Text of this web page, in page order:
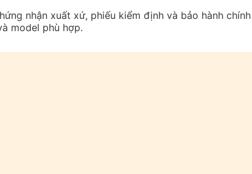
nhận xuất xứ, phiếu kiểm định và bảo hành chính
model phù hợp.